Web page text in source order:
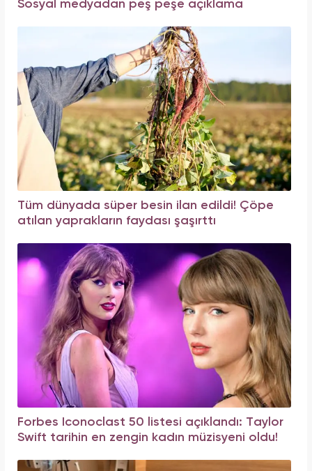
Sosyal medyadan peş peşe açıklama
Tüm dünyada süper besin ilan edildi! Çöpe
atılan yaprakların faydası şaşırttı
Forbes Iconoclast 50 listesi açıklandı: Taylor
Swift tarihin en zengin kadın müzisyeni oldu!